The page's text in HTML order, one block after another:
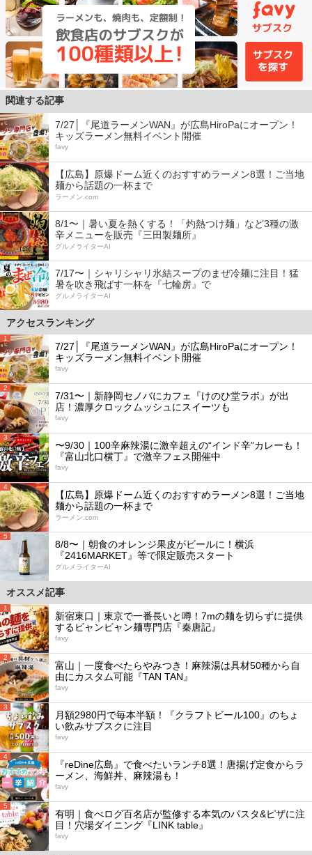
関連する記事
7/27│『尾道ラーメンWAN』が広島HiroPaにオープン！
キッズラーメン無料イベント開催
favy
【広島】原爆ドーム近くのおすすめラーメン8選！ご当地
麺から話題の一杯まで
ラーメン.com
8/1〜｜暑い夏を熱くする！「灼熱つけ麺」など3種の激
辛メニューを販売『三田製麺所』
グルメライターAI
7/17〜｜シャリシャリ氷結スープのまぜ冷麺に注目！猛
暑を吹き飛ばす一杯を『七輪房』で
グルメライターAI
アクセスランキング
1
7/27│『尾道ラーメンWAN』が広島HiroPaにオープン！
キッズラーメン無料イベント開催
favy
2
7/31〜｜新静岡セノバにカフェ『けのひ堂ラボ』が出
店！濃厚クロックムッシュにスイーツも
favy
3
〜9/30｜100辛麻辣湯に激辛超えの“インド辛”カレーも！
『富山北口横丁』で激辛フェス開催中
favy
4
【広島】原爆ドーム近くのおすすめラーメン8選！ご当地
麺から話題の一杯まで
ラーメン.com
5
8/8〜｜朝食のオレンジ果皮がビールに！横浜
『2416MARKET』等で限定販売スタート
グルメライターAI
オススメ記事
1
新宿東口｜東京で一番長いと噂！7mの麺を切らずに提供
するビャンビャン麺専門店『秦唐記』
favy
2
富山｜一度食べたらやみつき！麻辣湯は具材50種から自
由にカスタム可能『TAN TAN』
favy
3
月額2980円で毎本半額！『クラフトビール100』のちょ
い飲みサブスクに注目
favy
4
『reDine広島』で食べたいランチ8選！唐揚げ定食からラ
ーメン、海鮮丼、麻辣湯も！
favy
5
有明｜食べログ百名店が監修する本気のパスタ&ピザに注
目！穴場ダイニング『LINK table』
favy